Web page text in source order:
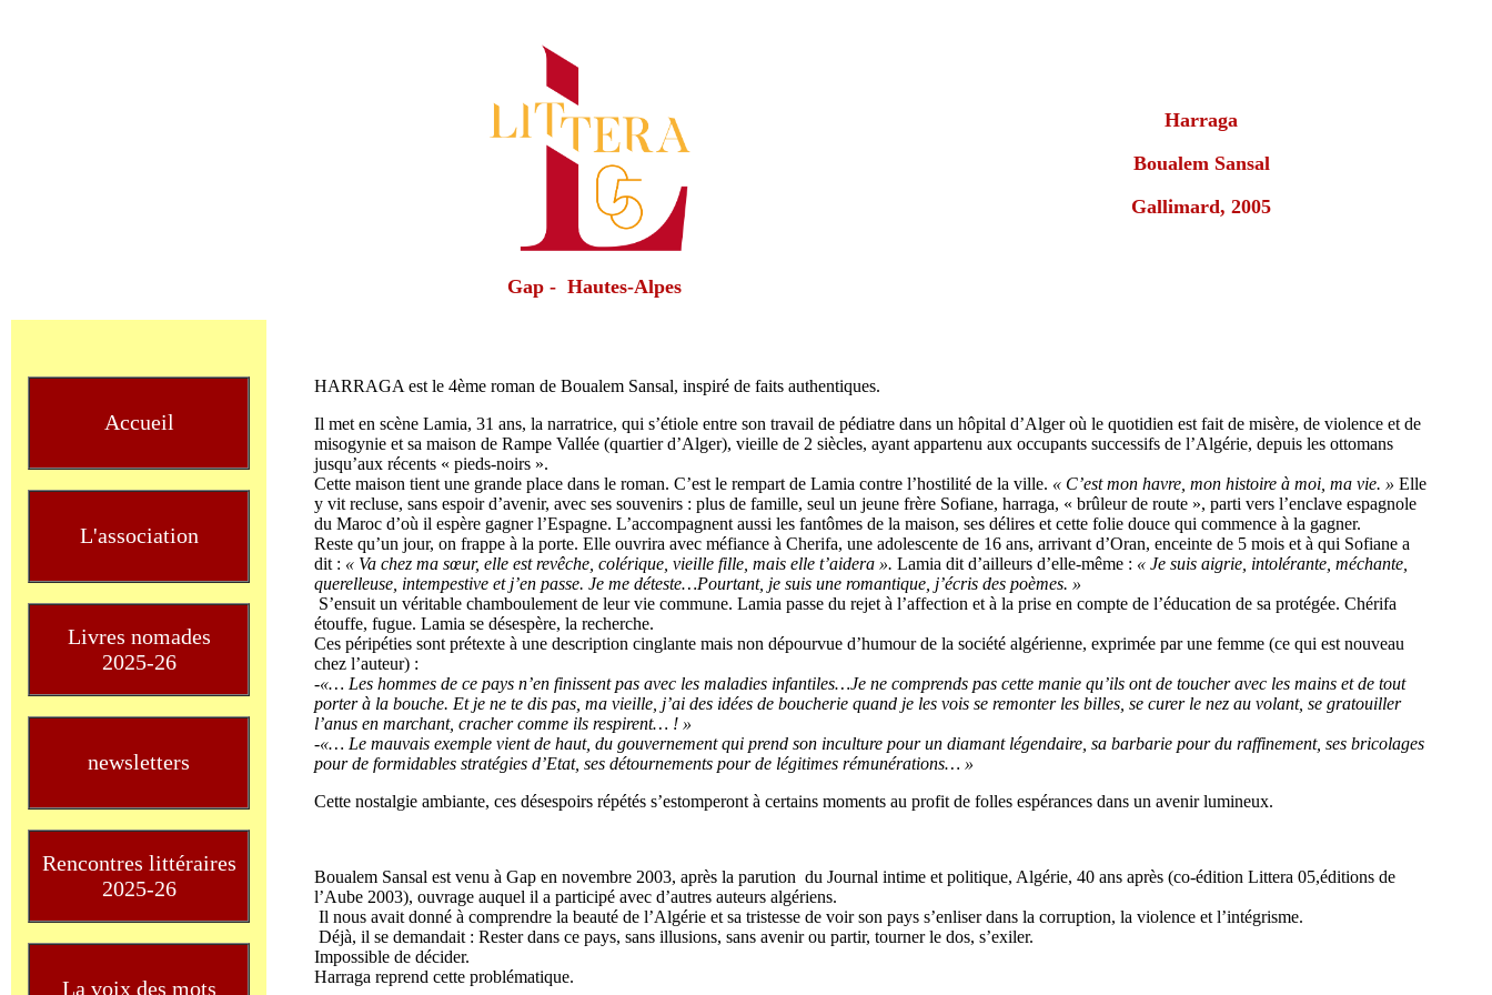
Gap - Hautes-Alpes
Harraga
Boualem Sansal
Gallimard, 2005
Accueil
L'association
Livres nomades
2025-26
newsletters
Rencontres littéraires
2025-26
La voix des mots
HARRAGA est le 4ème roman de Boualem Sansal, inspiré de faits authentiques.
Il met en scène Lamia, 31 ans, la narratrice, qui s’étiole entre son travail de pédiatre dans un hôpital d’Alger où le quotidien est fait de misère, de violence et de
misogynie et sa maison de Rampe Vallée (quartier d’Alger), vieille de 2 siècles, ayant appartenu aux occupants successifs de l’Algérie, depuis les ottomans
jusqu’aux récents « pieds-noirs ».
Cette maison tient une grande place dans le roman. C’est le rempart de Lamia contre l’hostilité de la ville. « C’est mon havre, mon histoire à moi, ma vie. » Elle
y vit recluse, sans espoir d’avenir, avec ses souvenirs : plus de famille, seul un jeune frère Sofiane, harraga, « brûleur de route », parti vers l’enclave espagnole
du Maroc d’où il espère gagner l’Espagne. L’accompagnent aussi les fantômes de la maison, ses délires et cette folie douce qui commence à la gagner.
Reste qu’un jour, on frappe à la porte. Elle ouvrira avec méfiance à Cherifa, une adolescente de 16 ans, arrivant d’Oran, enceinte de 5 mois et à qui Sofiane a
dit : « Va chez ma sœur, elle est revêche, colérique, vieille fille, mais elle t’aidera ». Lamia dit d’ailleurs d’elle-même : « Je suis aigrie, intolérante, méchante,
querelleuse, intempestive et j’en passe. Je me déteste…Pourtant, je suis une romantique, j’écris des poèmes. »
S’ensuit un véritable chamboulement de leur vie commune. Lamia passe du rejet à l’affection et à la prise en compte de l’éducation de sa protégée. Chérifa
étouffe, fugue. Lamia se désespère, la recherche.
Ces péripéties sont prétexte à une description cinglante mais non dépourvue d’humour de la société algérienne, exprimée par une femme (ce qui est nouveau
chez l’auteur) :
-«… Les hommes de ce pays n’en finissent pas avec les maladies infantiles…Je ne comprends pas cette manie qu’ils ont de toucher avec les mains et de tout
porter à la bouche. Et je ne te dis pas, ma vieille, j’ai des idées de boucherie quand je les vois se remonter les billes, se curer le nez au volant, se gratouiller
l’anus en marchant, cracher comme ils respirent… ! »
-«… Le mauvais exemple vient de haut, du gouvernement qui prend son inculture pour un diamant légendaire, sa barbarie pour du raffinement, ses bricolages
pour de formidables stratégies d’Etat, ses détournements pour de légitimes rémunérations… »
Cette nostalgie ambiante, ces désespoirs répétés s’estomperont à certains moments au profit de folles espérances dans un avenir lumineux.
Boualem Sansal est venu à Gap en novembre 2003, après la parution du Journal intime et politique, Algérie, 40 ans après (co-édition Littera 05,éditions de
l’Aube 2003), ouvrage auquel il a participé avec d’autres auteurs algériens.
Il nous avait donné à comprendre la beauté de l’Algérie et sa tristesse de voir son pays s’enliser dans la corruption, la violence et l’intégrisme.
Déjà, il se demandait : Rester dans ce pays, sans illusions, sans avenir ou partir, tourner le dos, s’exiler.
Impossible de décider.
Harraga reprend cette problématique.